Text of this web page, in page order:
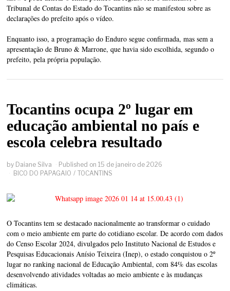
Tribunal de Contas do Estado do Tocantins não se manifestou sobre as
declarações do prefeito após o vídeo.
Enquanto isso, a programação do Enduro segue confirmada, mas sem a
apresentação de Bruno & Marrone, que havia sido escolhida, segundo o
prefeito, pela própria população.
Tocantins ocupa 2º lugar em
educação ambiental no país e
escola celebra resultado
by Daiane Silva Published on 15 de janeiro de 2026
BICO DO PAPAGAIO / TOCANTINS
O Tocantins tem se destacado nacionalmente ao transformar o cuidado
com o meio ambiente em parte do cotidiano escolar. De acordo com dados
do Censo Escolar 2024, divulgados pelo Instituto Nacional de Estudos e
Pesquisas Educacionais Anísio Teixeira (Inep), o estado conquistou o 2º
lugar no ranking nacional de Educação Ambiental, com 84% das escolas
desenvolvendo atividades voltadas ao meio ambiente e às mudanças
climáticas.